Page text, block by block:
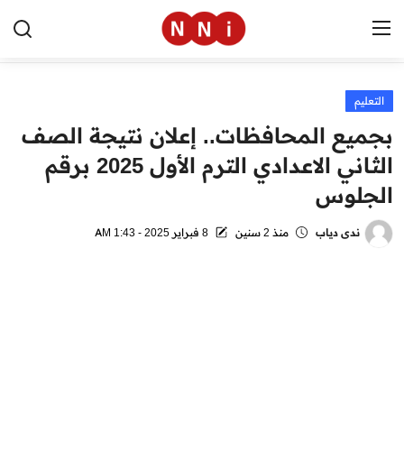
الرئيسية
اخبار مصر
العالم
الرياضة
التعليم
بجميع المحافظات.. إعلان نتيجة الصف
الثاني الاعدادي الترم الأول 2025 برقم
الجلوس
ندى دياب منذ 2 سنين 8 فبراير 2025 - 1:43 AM